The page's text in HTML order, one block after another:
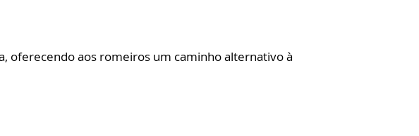
oferecendo aos romeiros um caminho alternativo à